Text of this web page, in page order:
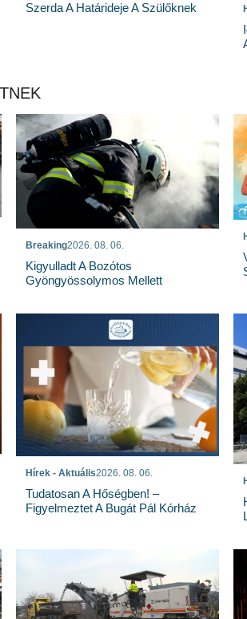
Szerda A Határideje A Szülőknek
Breaking2026. 08. 06.
Kigyulladt A Bozótos
Gyöngyössolymos Mellett
Hírek - Aktuális2026. 08. 06.
Tudatosan A Hőségben! –
Figyelmeztet A Bugát Pál Kórház